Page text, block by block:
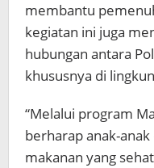
membantu
kegiatan ini juga
hubungan antara
khususnya di
“Melalui program
berharap anak-
makanan yang